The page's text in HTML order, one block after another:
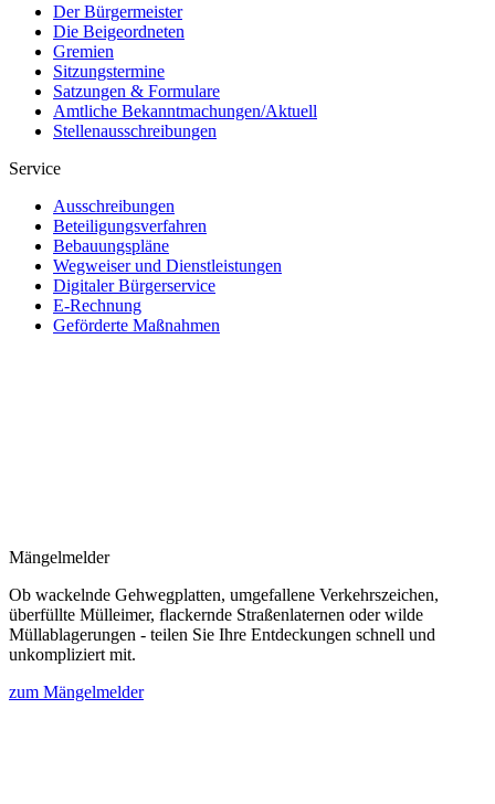
Der Bürgermeister
Die Beigeordneten
Gremien
Sitzungstermine
Satzungen & Formulare
Amtliche Bekanntmachungen/Aktuell
Stellenausschreibungen
Service
Ausschreibungen
Beteiligungsverfahren
Bebauungspläne
Wegweiser und Dienstleistungen
Digitaler Bürgerservice
E-Rechnung
Geförderte Maßnahmen
Mängelmelder
Ob wackelnde Gehwegplatten, umgefallene Verkehrszeichen,
überfüllte Mülleimer, flackernde Straßenlaternen oder wilde
Müllablagerungen - teilen Sie Ihre Entdeckungen schnell und
unkompliziert mit.
zum Mängelmelder